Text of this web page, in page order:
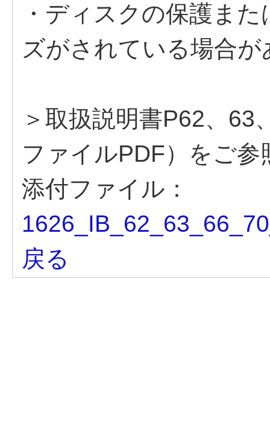
・ディスクの保護ま
ズがされている場合
＞取扱説明書P62、63
ファイルPDF）をご参
添付ファイル：
戻る